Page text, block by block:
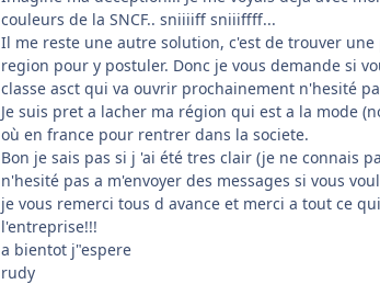
couleurs de la SNCF.. sniiiiff sniiiffff...
Il me reste une autre solution, c'est de trouver
region pour y postuler. Donc je vous demande si
classe asct qui va ouvrir prochainement n'hesité
Je suis pret a lacher ma région qui est a la mode
où en france pour rentrer dans la societe.
Bon je sais pas si j 'ai été tres clair (je ne connais
n'hesité pas a m'envoyer des messages si vous
je vous remerci tous d avance et merci a tout ce
l'entreprise!!!
a bientot j"espere
rudy